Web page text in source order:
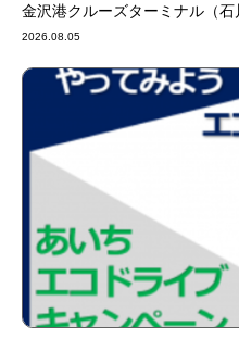
金沢港クルーズターミナル（
2026.08.05